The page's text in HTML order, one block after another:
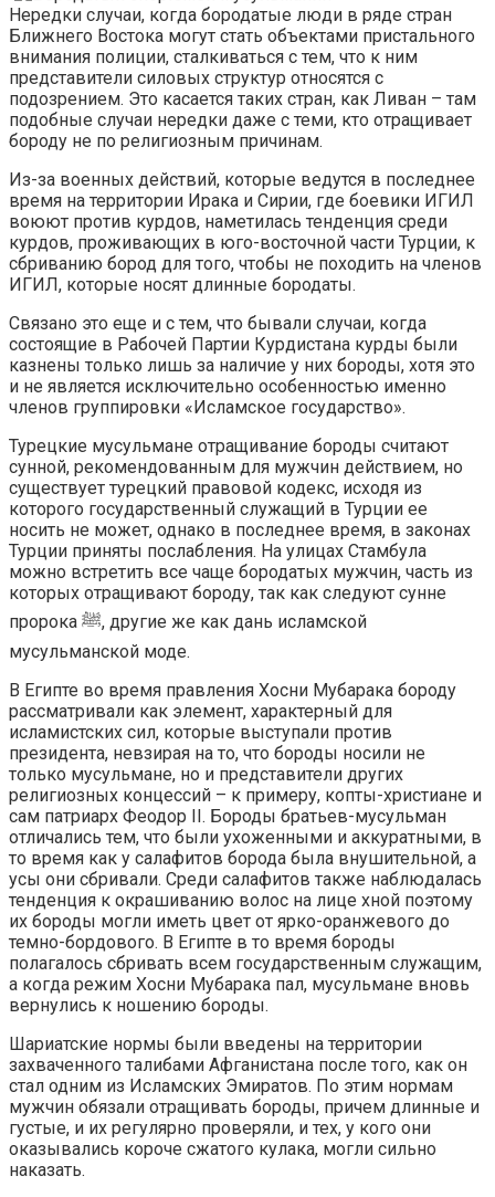
Нередки случаи, когда бородатые люди в ряде стран
Ближнего Востока могут стать объектами пристального
внимания полиции, сталкиваться с тем, что к ним
представители силовых структур относятся с
подозрением. Это касается таких стран, как Ливан – там
подобные случаи нередки даже с теми, кто отращивает
бороду не по религиозным причинам.
Из-за военных действий, которые ведутся в последнее
время на территории Ирака и Сирии, где боевики ИГИЛ
воюют против курдов, наметилась тенденция среди
курдов, проживающих в юго-восточной части Турции, к
сбриванию бород для того, чтобы не походить на членов
ИГИЛ, которые носят длинные бородаты.
Связано это еще и с тем, что бывали случаи, когда
состоящие в Рабочей Партии Курдистана курды были
казнены только лишь за наличие у них бороды, хотя это
и не является исключительно особенностью именно
членов группировки «Исламское государство».
Турецкие мусульмане отращивание бороды считают
сунной, рекомендованным для мужчин действием, но
существует турецкий правовой кодекс, исходя из
которого государственный служащий в Турции ее
носить не может, однако в последнее время, в законах
Турции приняты послабления. На улицах Стамбула
можно встретить все чаще бородатых мужчин, часть из
которых отращивают бороду, так как следуют сунне
пророка ﷺ, другие же как дань исламской
мусульманской моде.
В Египте во время правления Хосни Мубарака бороду
рассматривали как элемент, характерный для
исламистских сил, которые выступали против
президента, невзирая на то, что бороды носили не
только мусульмане, но и представители других
религиозных концессий – к примеру, копты-христиане и
сам патриарх Феодор II. Бороды братьев-мусульман
отличались тем, что были ухоженными и аккуратными, в
то время как у салафитов борода была внушительной, а
усы они сбривали. Среди салафитов также наблюдалась
тенденция к окрашиванию волос на лице хной поэтому
их бороды могли иметь цвет от ярко-оранжевого до
темно-бордового. В Египте в то время бороды
полагалось сбривать всем государственным служащим,
а когда режим Хосни Мубарака пал, мусульмане вновь
вернулись к ношению бороды.
Шариатские нормы были введены на территории
захваченного талибами Афганистана после того, как он
стал одним из Исламских Эмиратов. По этим нормам
мужчин обязали отращивать бороды, причем длинные и
густые, и их регулярно проверяли, и тех, у кого они
оказывались короче сжатого кулака, могли сильно
наказать.